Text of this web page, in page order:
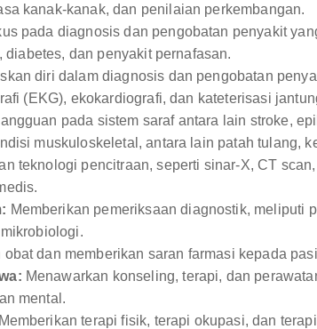
kanak-kanak, dan penilaian perkembangan.
pada diagnosis dan pengobatan penyakit
dan penyakit pernafasan.
diri dalam diagnosis dan pengobatan
(EKG), ekokardiografi, dan kateterisasi
pada sistem saraf antara lain stroke,
muskuloskeletal, antara lain patah tulang,
teknologi pencitraan, seperti sinar-X, CT
Memberikan pemeriksaan diagnostik, meliputi
obat dan memberikan saran farmasi kepada
Menawarkan konseling, terapi, dan
mental.
Memberikan terapi fisik, terapi okupasi, dan